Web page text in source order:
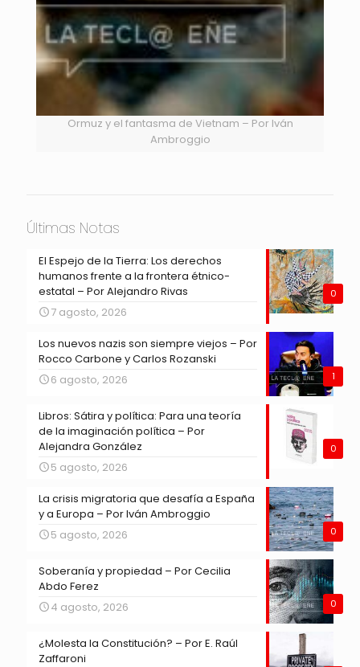
Ormuz y el fantasma de Vietnam – Por Iván
Ambroggio
Últimas Notas
0
El Espejo de la Tierra: Los derechos
humanos frente a la frontera étnico-
estatal – Por Alejandro Rivas
7 agosto, 2026
1
Los nuevos nazis son siempre viejos – Por
Rocco Carbone y Carlos Rozanski
6 agosto, 2026
0
Libros: Sátira y política: Para una teoría
de la imaginación política – Por
Alejandra González
5 agosto, 2026
0
La crisis migratoria que desafía a España
y a Europa – Por Iván Ambroggio
5 agosto, 2026
0
Soberanía y propiedad – Por Cecilia
Abdo Ferez
4 agosto, 2026
¿Molesta la Constitución? – Por E. Raúl
Zaffaroni